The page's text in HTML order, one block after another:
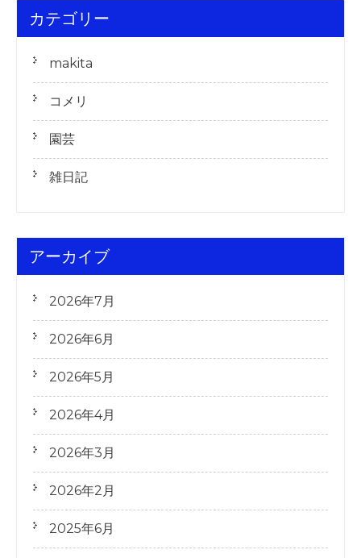
カテゴリー
makita
コメリ
園芸
雑日記
アーカイブ
2026年7月
2026年6月
2026年5月
2026年4月
2026年3月
2026年2月
2025年6月